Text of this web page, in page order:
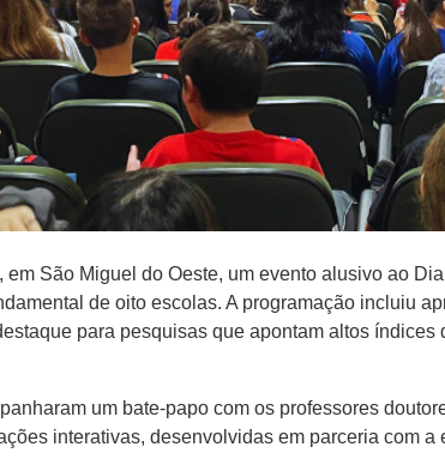
São Miguel do Oeste, um evento alusivo ao
de oito escolas. A programação incluiu
para pesquisas que apontam altos
um bate-papo com os professores
interativas, desenvolvidas em parceria com a